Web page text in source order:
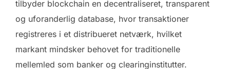
tilbyder blockchain en decentraliseret, transparent
og uforanderlig database, hvor transaktioner
registreres i et distribueret netværk, hvilket
markant mindsker behovet for traditionelle
mellemled som banker og clearinginstitutter.